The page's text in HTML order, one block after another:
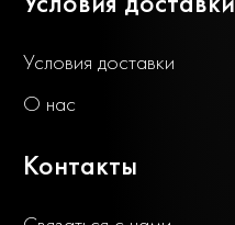
Условия доставки
О нас
Контакты